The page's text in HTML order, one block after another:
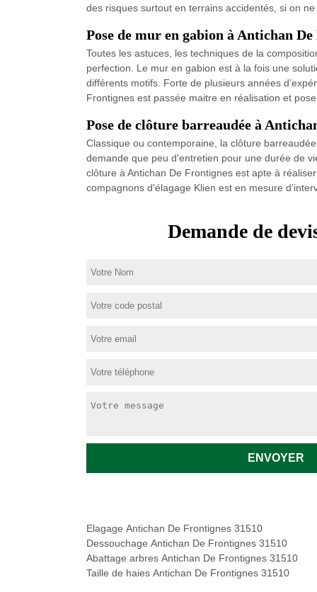
des risques surtout en terrains accidentés, si on
Pose de mur en gabion à Antichan
Toutes les astuces, les techniques de la
perfection. Le mur en gabion est à la fois une
différents motifs. Forte de plusieurs années
Frontignes est passée maitre en réalisation et
Pose de clôture barreaudée à
Classique ou contemporaine, la clôture
demande que peu d'entretien pour une durée de
clôture à Antichan De Frontignes est apte à
compagnons d'élagage Klien est en mesure
Demande de
Elagage Antichan De Frontignes 31510
Dessouchage Antichan De Frontignes 31510
Abattage arbres Antichan De Frontignes 31510
Taille de haies Antichan De Frontignes 31510